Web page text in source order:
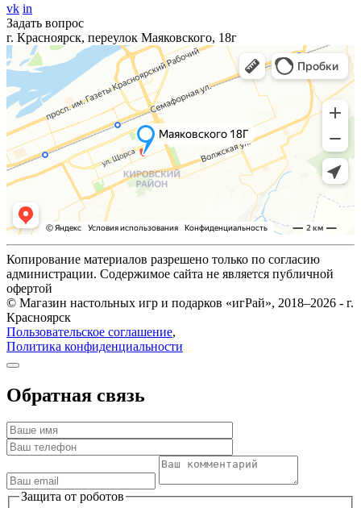
vk in
Задать вопрос
г. Красноярск, переулок Маяковского, 18г
Копирование материалов разрешено только по согласию
администрации. Содержимое сайта не является публичной
офертой
© Магазин настольных игр и подарков «игРай», 2018–2026 - г.
Красноярск
Пользовательское соглашение,
Политика конфиденциальности
Обратная связь
Защита от роботов